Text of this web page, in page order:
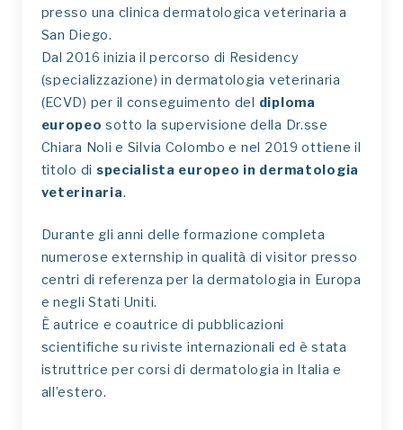
presso una clinica dermatologica veterinaria a
San Diego.
Dal 2016 inizia il percorso di Residency
(specializzazione) in dermatologia veterinaria
(ECVD) per il conseguimento del diploma
europeo sotto la supervisione della Dr.sse
Chiara Noli e Silvia Colombo e nel 2019 ottiene il
titolo di specialista europeo in dermatologia
veterinaria.
Durante gli anni delle formazione completa
numerose externship in qualità di visitor presso
centri di referenza per la dermatologia in Europa
e negli Stati Uniti.
È autrice e coautrice di pubblicazioni
scientifiche su riviste internazionali ed è stata
istruttrice per corsi di dermatologia in Italia e
all’estero.